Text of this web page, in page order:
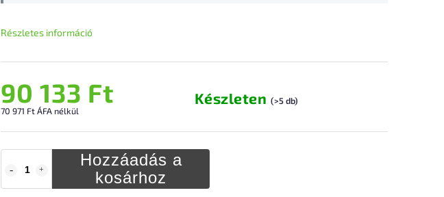
90 133 Ft
70 971 Ft ÁFA nélkül
Készleten (>5 db)
Hozzáadás a
kosárhoz
Részletes információ